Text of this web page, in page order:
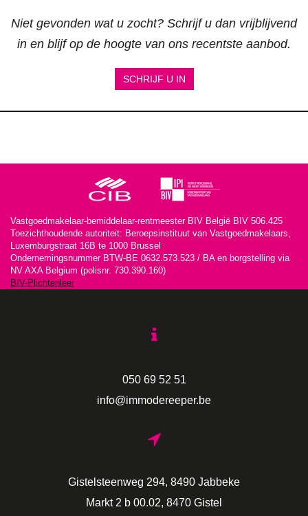
Niet gevonden wat u zocht? Schrijf u dan vrijblijvend
in en blijf op de hoogte van ons recentste aanbod.
SCHRIJF U IN
Vastgoedmakelaar-bemiddelaar-rentmeester BIV België BIV 506.425
Toezichthoudende autoriteit: Beroepsinstituut van Vastgoedmakelaars,
Luxemburgstraat 16B te 1000 Brussel
Ondernemingsnummer BTW-BE 0632.573.523 / BA en borgstelling via
NV AXA Belgium (polisnr. 730.390.160)
BIV-Plichtenleer
050 69 52 51
info@immodereeper.be
Gistelsteenweg 294, 8490 Jabbeke
Markt 2 b 00.02, 8470 Gistel